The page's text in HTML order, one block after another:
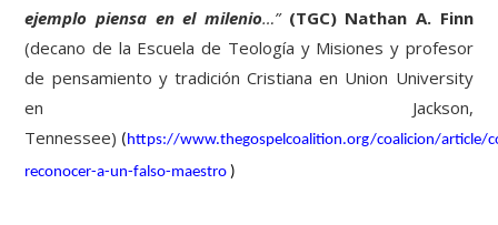
ejemplo piensa en el milenio…” (TGC) Nathan A. Finn
(decano de la Escuela de Teología y Misiones y profesor
de pensamiento y tradición Cristiana en Union University
en Jackson,
Tennessee) (https://www.thegospelcoalition.org/coalicion/article/
reconocer-a-un-falso-maestro )